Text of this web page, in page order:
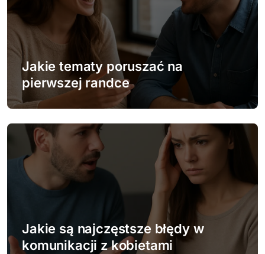
j
a
w
i
s
u
Jakie tematy poruszać na
pierwszej randce
Jakie są najczęstsze błędy w
komunikacji z kobietami